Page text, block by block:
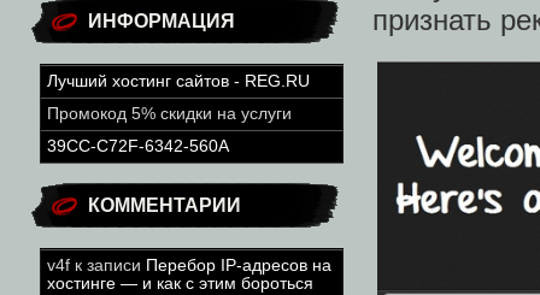
ИНФОРМАЦИЯ
Лучший хостинг сайтов - REG.RU
Промокод 5% скидки на услуги
39CC-C72F-6342-560A
КОММЕНТАРИИ
v4f к записи Перебор IP-адресов на
хостинге — и как с этим бороться
признать